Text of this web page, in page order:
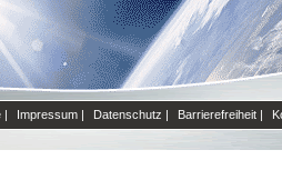
| Impressum | Datenschutz | Barrierefreiheit |